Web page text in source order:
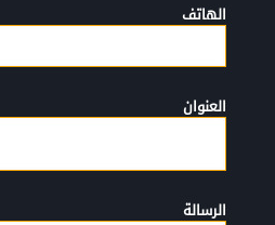
الهاتف
العنوان
الرسالة